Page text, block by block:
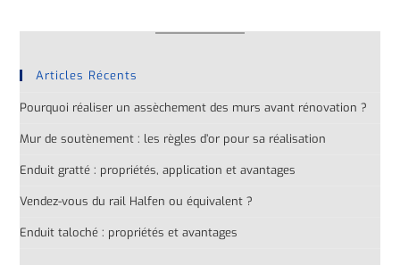
Articles Récents
Pourquoi réaliser un assèchement des murs avant rénovation ?
Mur de soutènement : les règles d’or pour sa réalisation
Enduit gratté : propriétés, application et avantages
Vendez-vous du rail Halfen ou équivalent ?
Enduit taloché : propriétés et avantages